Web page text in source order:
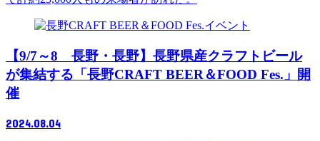
イベント
【9/7～8 長野・長野】長野県産クラフトビール
が集結する「長野CRAFT BEER＆FOOD Fes.」開
催
2024.08.04